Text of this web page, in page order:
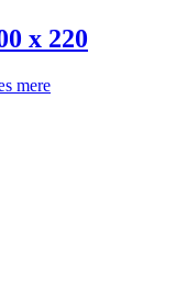
x 220
mere